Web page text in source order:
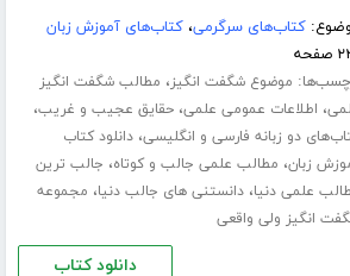
کتاب‌های سرگرمی،کتاب‌های آموزش زبان
موضوع شگفت انگیز، مطالب شگفت انگیز
، اطلاعات عمومی علمی،حقایق عجیب و غریب،
دو زبانه فارسی و انگلیسی،دانلود کتاب
زبان، مطالب علمی جالب و کوتاه، جالب ترین
علمی دنیا،دانستنی های جالب دنیا، مجموعه
انگیز ولی واقعی
دانلود کتاب